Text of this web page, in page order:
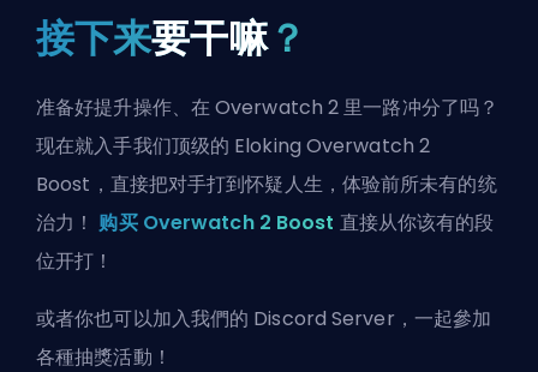
接下来要干嘛？
准备好提升操作、在 Overwatch 2 里一路冲分了吗？
现在就入手我们顶级的 Eloking Overwatch 2
Boost，直接把对手打到怀疑人生，体验前所未有的统
治力！购买 Overwatch 2 Boost 直接从你该有的段
位开打！
或者你也可以加入我們的 Discord Server ，一起參加
各種抽獎活動！